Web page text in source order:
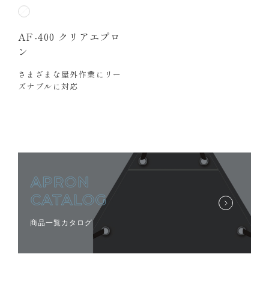
AF-400 クリアエプロ
ン
さまざまな屋外作業にリー
ズナブルに対応
商品一覧カタログ